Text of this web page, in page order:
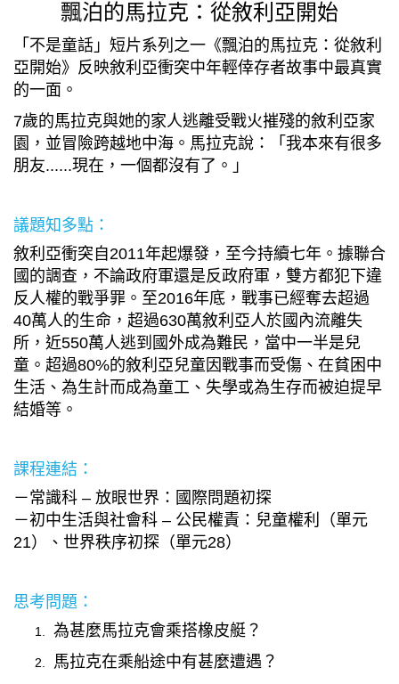
飄泊的馬拉克：從敘利亞開始
「不是童話」短片系列之一《飄泊的馬拉克：從敘利
亞開始》反映敘利亞衝突中年輕倖存者­故事中最真實
的一面。
7歲的馬拉克與她的家人逃離受戰火摧殘的敘利亞家
園，並冒險跨越地中海。馬拉克說：「­我本來有很多
朋友......現在，一個都沒有了。」
議題知多點：
敘利亞衝突自 2011年起爆發，至今持續七年。據聯合
國的調查，不論政府軍還是反政府軍，雙方都犯下違
反人權的戰爭罪。至2016年底，戰事已經奪去超過
40萬人的生命，超過630萬敘利亞人於國內流離失
所，近550萬人逃到國外成為難民，當中一半是兒
童。超過80%的敘利亞兒童因戰事而受傷、在貧困中
生活、為生計而成為童工、失學或為生存而被迫提早
結婚等。
課程連結：
－常識科 – 放眼世界：國際問題初探
－初中生活與社會科 – 公民權責：兒童權利（單元
21）、世界秩序初探（單元28）
思考問題：
為甚麼馬拉克會乘搭橡皮艇？
馬拉克在乘船途中有甚麼遭遇？